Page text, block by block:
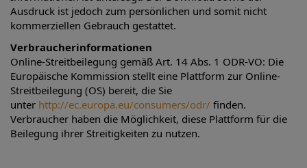
Ausdruck ist jedoch zum persönlichen und somit nicht
kommerziellen Gebrauch gestattet.
Verbraucherinformationen
Online-Streitbeilegung gemäß Art. 14 Abs. 1 ODR-VO: Die
Europäische Kommission stellt eine Plattform zur Online-
Streitbeilegung (OS) bereit, die Sie
unter http://ec.europa.eu/consumers/odr/ finden.
Verbraucher haben die Möglichkeit, diese Plattform für die
Beilegung ihrer Streitigkeiten zu nutzen.